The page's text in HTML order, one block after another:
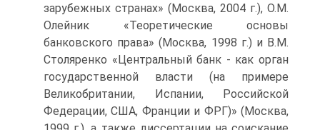
зарубежных странах» (Москва, 2004 г.), О.М.
Олейник «Теоретические основы
банковского права» (Москва, 1998 г.) и В.М.
Столяренко «Центральный банк - как орган
государственной власти (на примере
Великобритании, Испании, Российской
Федерации, США, Франции и ФРГ)» (Москва,